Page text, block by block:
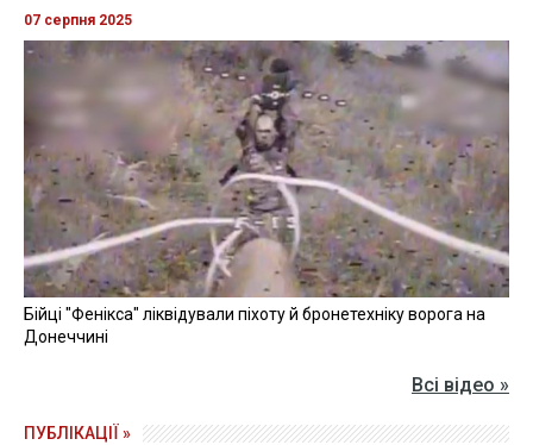
07 серпня 2025
Бійці "Фенікса" ліквідували піхоту й бронетехніку ворога на
Донеччині
Всі відео »
ПУБЛІКАЦІЇ »